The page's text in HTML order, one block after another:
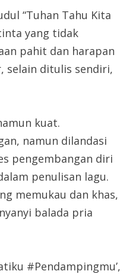
“Tuhan Tahu Kita
yang tidak
pahit dan harapan
selain ditulis sendiri,
kuat.
namun dilandasi
pengembangan diri
penulisan lagu.
memukau dan khas,
balada pria
#Pendampingmu’,